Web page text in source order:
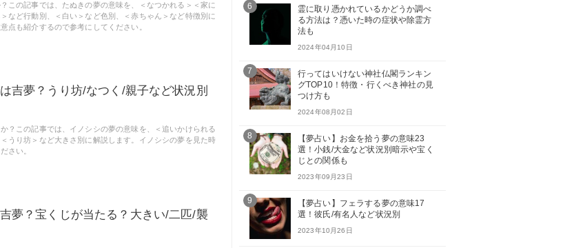
この記事では、たぬきの夢の意味を、＜なつかれる＞＜家に
など行動別、＜白い＞など色別、＜赤ちゃん＞など特徴別に
点も紹介するので参考にしてください。
吉夢？うり坊/なつく/親子など状況別
？この記事では、イノシシの夢の意味を、＜追いかけられる
うり坊＞など大きさ別に解説します。イノシシの夢を見た時
さい。
夢？宝くじが当たる？大きい/二匹/襲
6
霊に取り憑かれているかどうか調べ
る方法は？憑いた時の症状や除霊方
法も
2024年04月10日
7
行ってはいけない神社仏閣ランキン
グTOP10！特徴・行くべき神社の見
つけ方も
2024年08月02日
8
【夢占い】お金を拾う夢の意味23
選！小銭/大金など状況別暗示や宝く
じとの関係も
2023年09月23日
9
【夢占い】フェラする夢の意味17
選！彼氏/有名人など状況別
2023年10月26日